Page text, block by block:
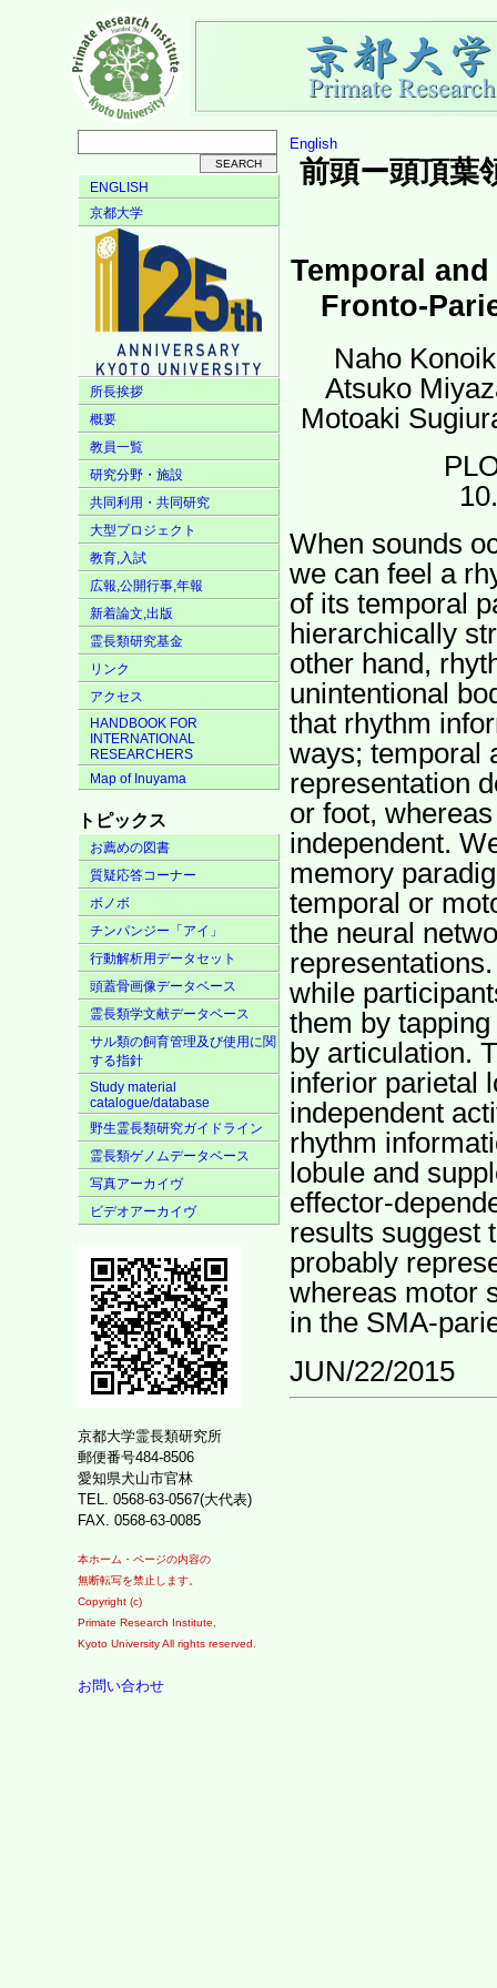
ENGLISH
京都大学
所長挨拶
概要
教員一覧
研究分野・施設
共同利用・共同研究
大型プロジェクト
教育,入試
広報,公開行事,年報
新着論文,出版
霊長類研究基金
リンク
アクセス
HANDBOOK FOR
INTERNATIONAL
RESEARCHERS
Map of Inuyama
トピックス
お薦めの図書
質疑応答コーナー
ボノボ
チンパンジー「アイ」
行動解析用データセット
頭蓋骨画像データベース
霊長類学文献データベース
サル類の飼育管理及び使用に関
する指針
Study material
catalogue/database
野生霊長類研究ガイドライン
霊長類ゲノムデータベース
写真アーカイヴ
ビデオアーカイヴ
京都大学霊長類研究所
郵便番号484-8506
愛知県犬山市官林
TEL. 0568-63-0567(大代表)
FAX. 0568-63-0085
本ホーム・ページの内容の
無断転写を禁止します。
Copyright (c)
Primate Research Institute,
Kyoto University All rights reserved.
お問い合わせ
English
前頭ー頭頂葉
Temporal
Fronto-
Naho
Atsuko
Motoaki
When sounds
we can feel a
of its temporal
hierarchically
other hand,
unintentional
that rhythm
ways; temporal
representation
or foot,
independent.
memory
temporal or
the neural
while
them by
by articulation.
inferior parietal
independent
rhythm
lobule and
effector-
results suggest
probably
whereas motor
in the SMA-
JUN/22/2015